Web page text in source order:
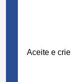
Aceite e